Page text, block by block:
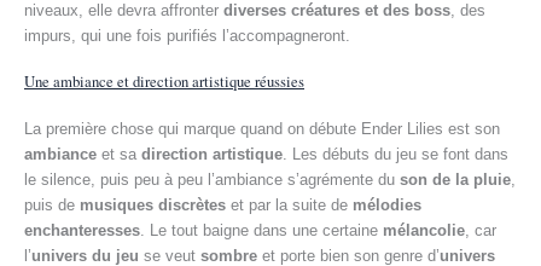
niveaux, elle devra affronter diverses créatures et des boss, des
impurs, qui une fois purifiés l’accompagneront.
Une ambiance et direction artistique réussies
La première chose qui marque quand on débute Ender Lilies est son
ambiance et sa direction artistique . Les débuts du jeu se font dans
le silence, puis peu à peu l’ambiance s’agrémente du son de la pluie
puis de musiques discrètes et par la suite de mélodies
enchanteresses . Le tout baigne dans une certaine mélancolie , car
l’univers du jeu se veut sombre et porte bien son genre d’univers